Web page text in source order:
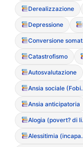
Derealizzazione
Depressione
Catastrofismo
Autosvalutazione
Ansia
Ansia anticipatoria
Alessitimia